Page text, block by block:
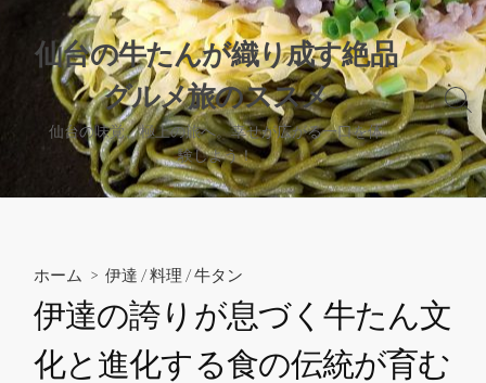
キ
仙台の牛たんが織り成す絶品
グルメ旅のススメ
仙台の味覚、極上の旅へ。幸せが広がる一口を体
験しよう！
検
索
切
り
替
ホーム > 伊達 /料理 /牛タン
伊達の誇りが息づく牛たん文
化と進化する食の伝統が育む